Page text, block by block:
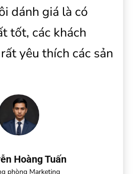
dánh giá là có
tốt, các khách
yêu thích các sản
Hoàng Tuấn
phòng Marketing